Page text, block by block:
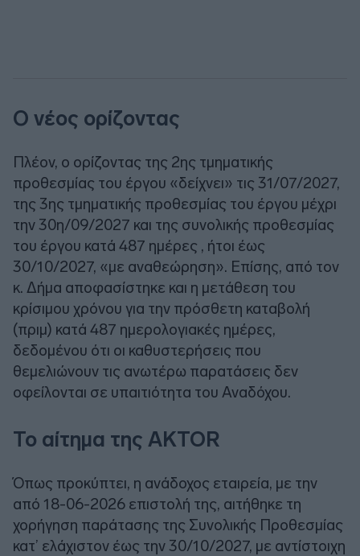
Ο νέος ορίζοντας
Πλέον, ο ορίζοντας της 2ης τμηματικής
προθεσμίας του έργου «δείχνει» τις 31/07/2027,
της 3ης τμηματικής προθεσμίας του έργου μέχρι
την 30η/09/2027 και της συνολικής προθεσμίας
του έργου κατά 487 ημέρες , ήτοι έως
30/10/2027, «με αναθεώρηση». Επίσης, από τον
κ. Δήμα αποφασίστηκε και η μετάθεση του
κρίσιμου χρόνου για την πρόσθετη καταβολή
(πριμ) κατά 487 ημερολογιακές ημέρες,
δεδομένου ότι οι καθυστερήσεις που
θεμελιώνουν τις ανωτέρω παρατάσεις δεν
οφείλονται σε υπαιτιότητα του Αναδόχου.
Το αίτημα της AKTOR
Όπως προκύπτει, η ανάδοχος εταιρεία, με την
από 18-06-2026 επιστολή της, αιτήθηκε τη
χορήγηση παράτασης της Συνολικής Προθεσμίας
κατ’ ελάχιστον έως την 30/10/2027, με αντίστοιχη